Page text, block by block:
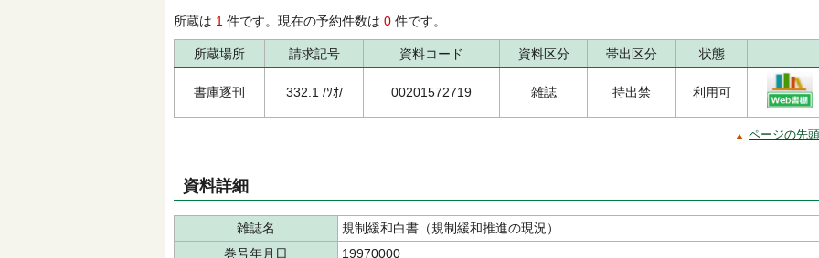
所蔵は 1 件です。現在の予約件数は 0 件です。
所蔵場所 請求記号 資料コード 資料区分 帯出区分 状態
書庫逐刊 332.1 /ｿｵ/ 00201572719 雑誌 持出禁 利用可
ページの先
資料詳細
雑誌名
規制緩和白書（規制緩和推進の現況）
巻号年月日
19970000